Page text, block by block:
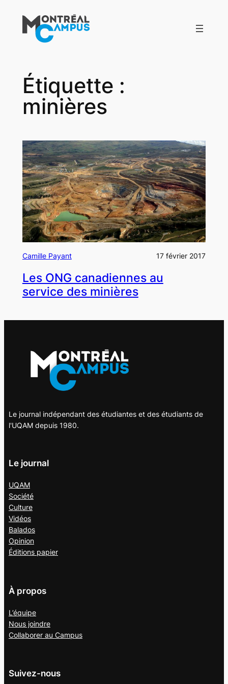
contenu
Étiquette :
minières
Camille Payant 17 février 2017
Les ONG canadiennes au
service des minières
Le journal indépendant des étudiantes et des étudiants de
l'UQAM depuis 1980.
Le journal
UQAM
Société
Culture
Vidéos
Balados
Opinion
Éditions papier
À propos
L’équipe
Nous joindre
Collaborer au Campus
Suivez-nous